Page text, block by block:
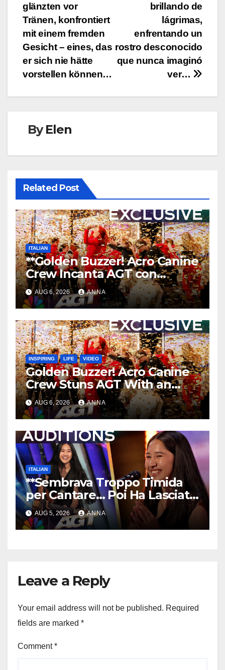
brillando de
lágrimas,
enfrentando un
rostro desconocido
que nunca imaginó
ver…
glänzten vor
Tränen, konfrontiert
mit einem fremden
Gesicht – eines, das
er sich nie hätte
vorstellen können…
ByElen
Related Post
ITALIAN
**Golden Buzzer! Acro Canine
Crew Incanta AGT con
un’Esibizione Indimenticabile
**
AUG 6, 2026 ANNA
INSPIRING LIFE VIDEO
Golden Buzzer! Acro Canine
Crew Stuns AGT With an
Unforgettable Performance
…
AUG 6, 2026 ANNA
ITALIAN
**Sembrava Troppo Timida
per Cantare… Poi Ha Lasciato
Tutti Senza Parole!
**
AUG 5, 2026 ANNA
Leave a Reply
Your email address will not be published. Required
fields are marked *
Comment*